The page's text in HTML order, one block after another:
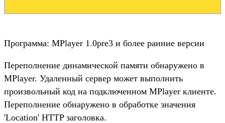
Программа: MPlayer 1.0pre3 и более ранние версии
Переполнение динамической памяти обнаружено в
MPlayer. Удаленный сервер может выполнить
произвольный код на подключенном MPlayer клиенте.
Переполнение обнаружено в обработке значения
'Location' HTTP заголовка.